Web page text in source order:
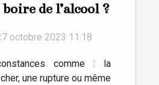
de l’alcool ?
octobre 2023 11:18
comme : la
une rupture ou même